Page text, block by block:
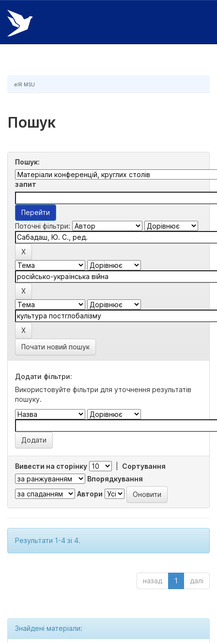
Skip
navigation
eIR MSU
Пошук
Пошук:
запит
Поточні фільтри:
Почати новий пошук
Додати фільтри:
Використовуйте фільтри для уточнення результатів
пошуку.
Вивести на сторінку
Сортування
Впорядкування
Автори
Результати 1-4 зі 4.
назад 1 далі
Знайдені матеріали: